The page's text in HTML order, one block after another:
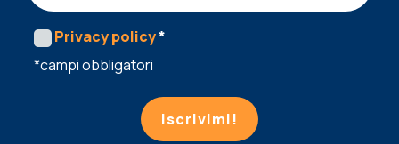
Privacy policy*
*campi obbligatori
Iscrivimi!